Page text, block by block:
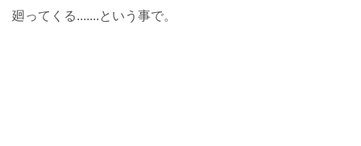
廻ってくる.......という事で。